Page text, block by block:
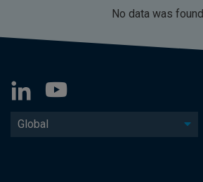
No data was found
Global